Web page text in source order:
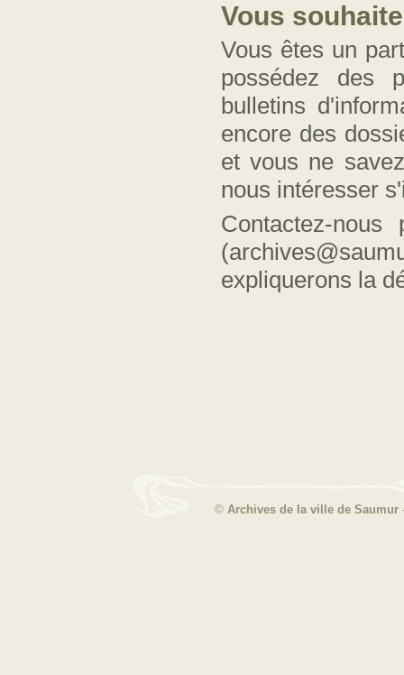
Vous
Vous êtes un
possédez des
bulletins
encore des
et vous ne save
nous intéresser
Contactez-
expliquerons l a
© Archives de la ville de Saumur